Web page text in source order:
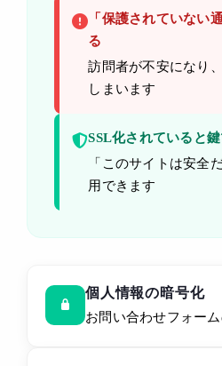
「保護されていない
る
訪問者が不安になり
しまいます
SSL化されていると
「このサイトは安全
用できます
個人情報の暗号化
お問い合わせフォー